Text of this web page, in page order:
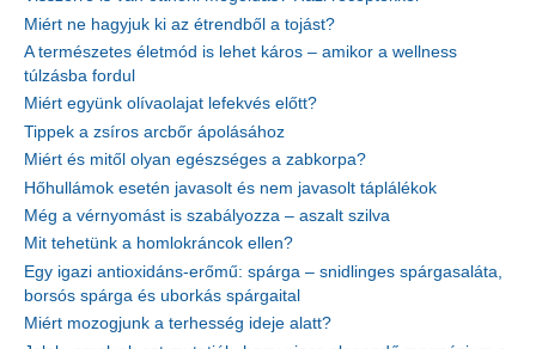
Miért ne hagyjuk ki az étrendből a tojást?
A természetes életmód is lehet káros – amikor a wellness
túlzásba fordul
Miért együnk olívaolajat lefekvés előtt?
Tippek a zsíros arcbőr ápolásához
Miért és mitől olyan egészséges a zabkorpa?
Hőhullámok esetén javasolt és nem javasolt táplálékok
Még a vérnyomást is szabályozza – aszalt szilva
Mit tehetünk a homlokráncok ellen?
Egy igazi antioxidáns-erőmű: spárga – snidlinges spárgasaláta,
borsós spárga és uborkás spárgaital
Miért mozogjunk a terhesség ideje alatt?